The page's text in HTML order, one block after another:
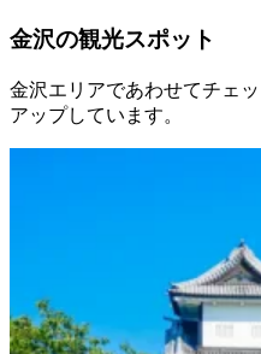
金沢の観光スポット
金沢エリアであわせてチェ
アップしています。